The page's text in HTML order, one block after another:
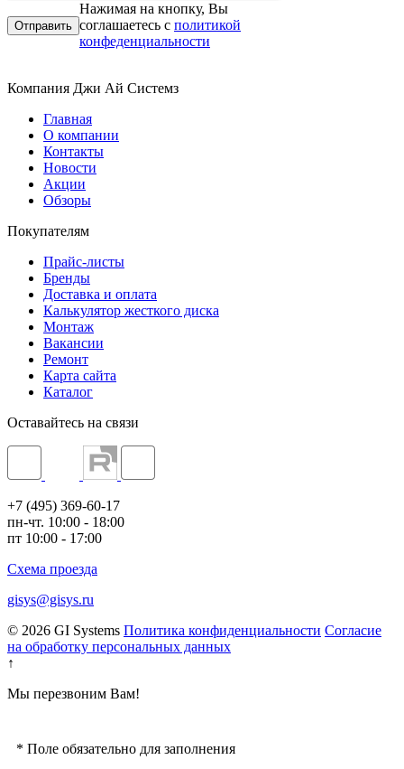
Нажимая на кнопку, Вы
соглашаетесь с политикой
конфеденциальности
Компания Джи Ай Системз
Главная
О компании
Контакты
Новости
Акции
Обзоры
Покупателям
Прайс-листы
Бренды
Доставка и оплата
Калькулятор жесткого диска
Монтаж
Вакансии
Ремонт
Карта сайта
Каталог
Оставайтесь на связи
+7 (495) 369-60-17
пн-чт. 10:00 - 18:00
пт 10:00 - 17:00
Схема проезда
gisys@gisys.ru
© 2026 GI Systems Политика конфиденциальности Согласие
на обработку персональных данных
↑
Мы перезвоним Вам!
* Поле обязательно для заполнения